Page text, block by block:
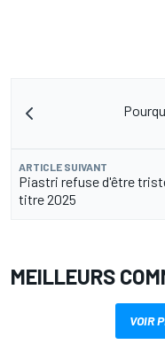
ARTICLE SUIVANT
Piastri refuse d'être
titre 2025
MEILLEURS
VOIR